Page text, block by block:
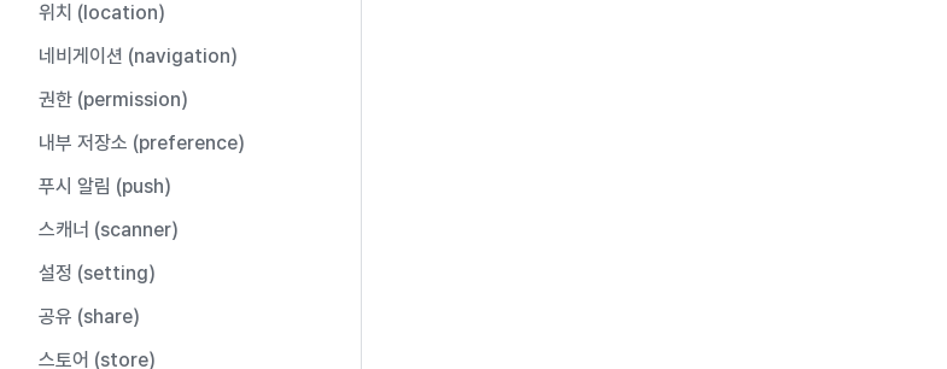
위치 (location)
네비게이션 (navigation)
권한 (permission)
내부 저장소 (preference)
푸시 알림 (push)
스캐너 (scanner)
설정 (setting)
공유 (share)
스토어 (store)